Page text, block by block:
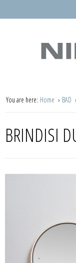
You are here: Home BAD
BRINDISI